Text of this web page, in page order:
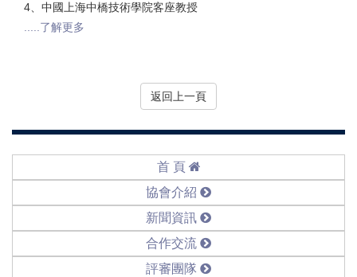
4、中國上海中橋技術學院客座教授
.....了解更多
返回上一頁
首 頁
協會介紹
新聞資訊
合作交流
評審團隊